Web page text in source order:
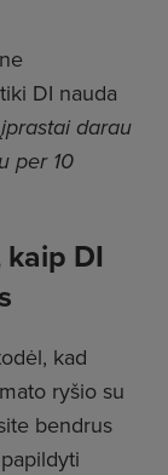
DI nauda
darau
per 10
DI
kad
ryšio su
bendrus